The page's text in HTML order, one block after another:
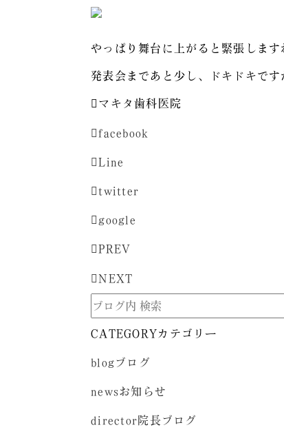
やっぱり舞台に上がると緊張し
発表会まであと少し、ドキドキで
マキタ歯科医院
facebook
Line
twitter
google
PREV
NEXT
CATEGORYカテゴリー
blogブログ
newsお知らせ
director 院長ブログ